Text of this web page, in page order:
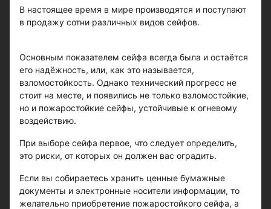
В настоящее время в мире производятся и поступают
в продажу сотни различных видов сейфов.
Основным показателем сейфа всегда была и остаётся
его надёжность, или, как это называется,
взломостойкость. Однако технический прогресс не
стоит на месте, и появились не только взломостойкие,
но и пожаростойкие сейфы, устойчивые к огневому
воздействию.
При выборе сейфа первое, что следует определить,
это риски, от которых он должен вас оградить.
Если вы собираетесь хранить ценные бумажные
документы и электронные носители информации, то
желательно приобретение пожаростойкого сейфа, а